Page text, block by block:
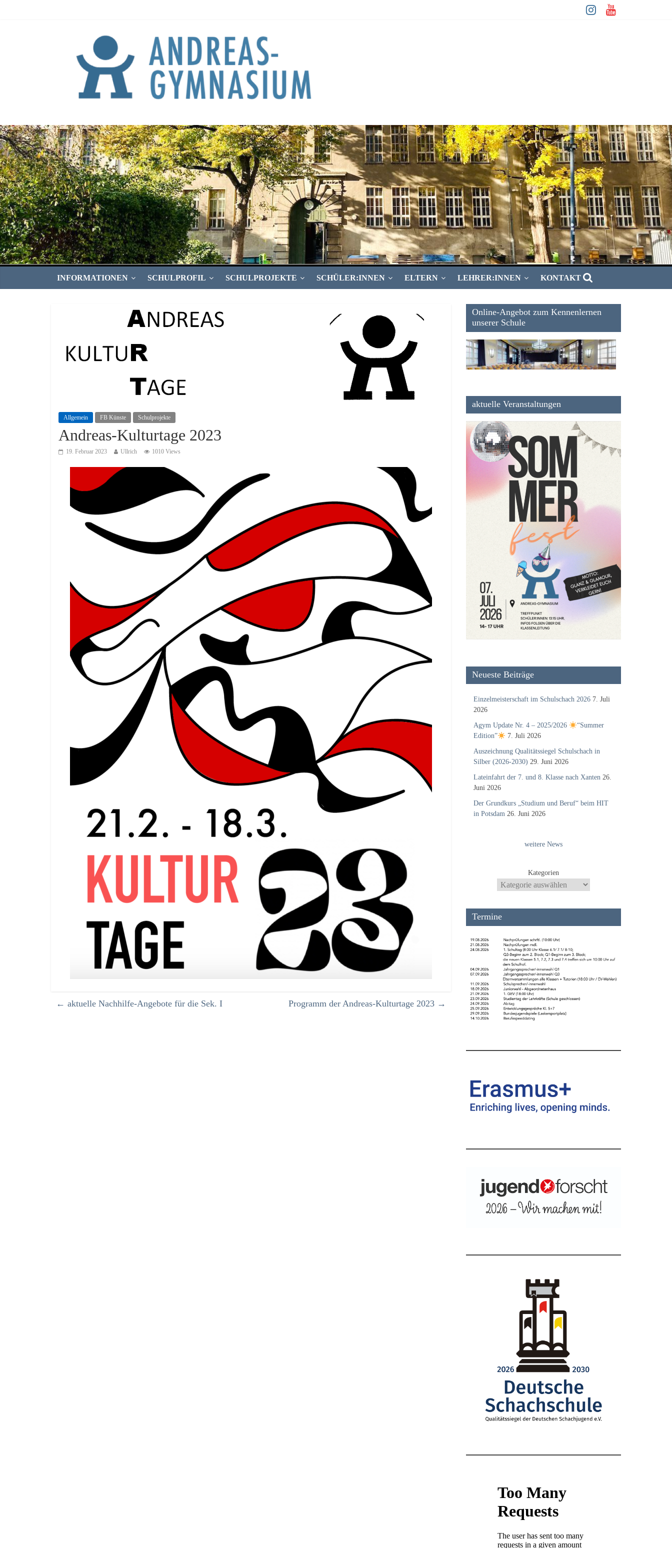
INFORMATIONEN SCHULPROFIL SCHULPROJEKTE SCHÜLER:INNEN ELTERN LEHRER:INNEN KONTAKT
Allgemein FB Künste Schulprojekte
Andreas-Kulturtage 2023
19. Februar 2023 Ullrich 1010 Views
← aktuelle Nachhilfe-Angebote für die Sek. I Programm der Andreas-Kulturtage 2023 →
Online-Angebot zum Kennenlernen
unserer Schule
aktuelle Veranstaltungen
Neueste Beiträge
Einzelmeisterschaft im Schulschach 2026 7. Juli
2026
Agym Update Nr. 4 – 2025/2026
“Summer
Edition”
7. Juli 2026
Auszeichnung Qualitätssiegel Schulschach in
Silber (2026-2030) 29. Juni 2026
Lateinfahrt der 7. und 8. Klasse nach Xanten 26.
Juni 2026
Der Grundkurs „Studium und Beruf“ beim HIT
in Potsdam 26. Juni 2026
weitere News
Kategorien
Termine